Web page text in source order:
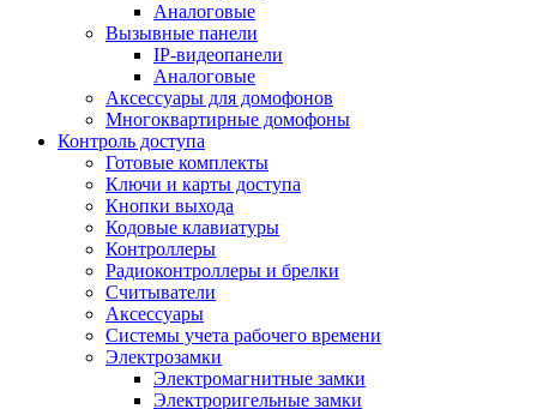
Аналоговые
Вызывные панели
IP-видеопанели
Аналоговые
Аксессуары для домофонов
Многоквартирные домофоны
Контроль доступа
Готовые комплекты
Ключи и карты доступа
Кнопки выхода
Кодовые клавиатуры
Контроллеры
Радиоконтроллеры и брелки
Считыватели
Аксессуары
Системы учета рабочего времени
Электрозамки
Электромагнитные замки
Электроригельные замки